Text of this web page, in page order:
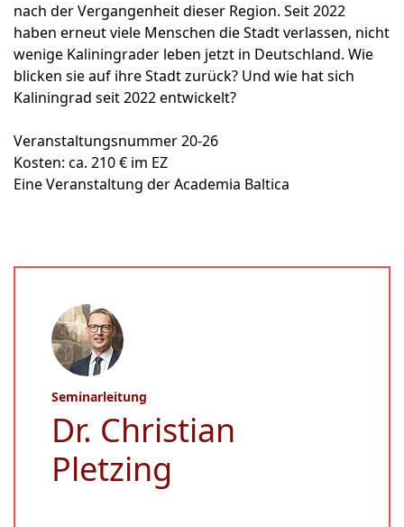
nach der Vergangenheit dieser Region. Seit 2022
haben erneut viele Menschen die Stadt verlassen, nicht
wenige Kaliningrader leben jetzt in Deutschland. Wie
blicken sie auf ihre Stadt zurück? Und wie hat sich
Kaliningrad seit 2022 entwickelt?
Veranstaltungsnummer 20-26
Kosten: ca. 210 € im EZ
Eine Veranstaltung der Academia Baltica
Seminarleitung
Dr. Christian
Pletzing